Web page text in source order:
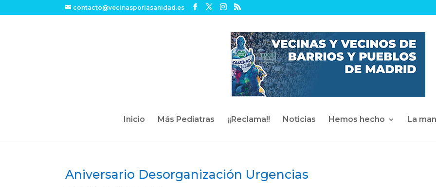
contacto@vecinasporlasanidad.es
Inicio Más Pediatras ¡¡Reclama!! Noticias Hemos hecho La
Aniversario Desorganización Urgencias